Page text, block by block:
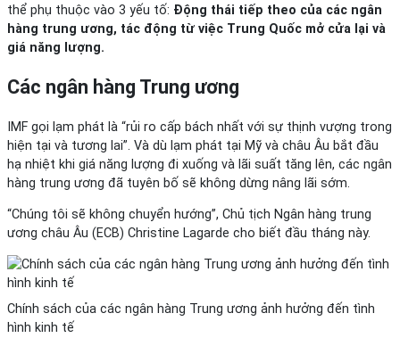
thể phụ thuộc vào 3 yếu tố: Động thái tiếp theo của các ngân
hàng trung ương, tác động từ việc Trung Quốc mở cửa lại và
giá năng lượng.
Các ngân hàng Trung ương
IMF gọi lạm phát là “rủi ro cấp bách nhất với sự thịnh vượng trong
hiện tại và tương lai”. Và dù lạm phát tại Mỹ và châu Âu bắt đầu
hạ nhiệt khi giá năng lượng đi xuống và lãi suất tăng lên, các ngân
hàng trung ương đã tuyên bố sẽ không dừng nâng lãi sớm.
“Chúng tôi sẽ không chuyển hướng”, Chủ tịch Ngân hàng trung
ương châu Âu (ECB) Christine Lagarde cho biết đầu tháng này.
Chính sách của các ngân hàng Trung ương ảnh hưởng đến tình
hình kinh tế